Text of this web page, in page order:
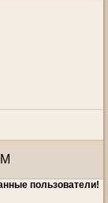
пользователи!